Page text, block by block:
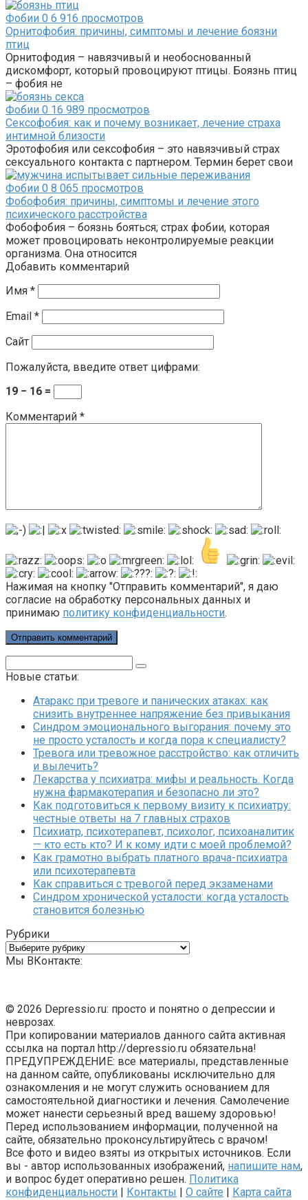
Фобии 0 6 916 просмотров
Орнитофобия: причины, симптомы и лечение боязни
птиц
Орнитофодия – навязчивый и необоснованный
дискомфорт, который провоцируют птицы. Боязнь птиц
– фобия не
Фобии 0 16 989 просмотров
Сексофобия: как и почему возникает, лечение страха
интимной близости
Эротофобия или сексофобия – это навязчивый страх
сексуального контакта с партнером. Термин берет свои
Фобии 0 8 065 просмотров
Фобофобия: причины, симптомы и лечение этого
психического расстройства
Фобофобия – боязнь бояться; страх фобии, которая
может провоцировать неконтролируемые реакции
организма. Она относится
Добавить комментарий
Имя *
Email *
Сайт
Пожалуйста, введите ответ цифрами:
19 − 16 =
Комментарий *
Нажимая на кнопку "Отправить комментарий", я даю
согласие на обработку персональных данных и
принимаю политику конфиденциальности.
Новые статьи:
Атаракс при тревоге и панических атаках: как
снизить внутреннее напряжение без привыкания
Синдром эмоционального выгорания: почему это
не просто усталость и когда пора к специалисту?
Тревога или тревожное расстройство: как отличить
и вылечить?
Лекарства у психиатра: мифы и реальность. Когда
нужна фармакотерапия и безопасно ли это?
Как подготовиться к первому визиту к психиатру:
честные ответы на 7 главных страхов
Психиатр, психотерапевт, психолог, психоаналитик
— кто есть кто? И к кому идти с моей проблемой?
Как грамотно выбрать платного врача-психиатра
или психотерапевта
Как справиться с тревогой перед экзаменами
Синдром хронической усталости: когда усталость
становится болезнью
Рубрики
Рубрики
Мы ВКонтакте:
© 2026 Depressio.ru: просто и понятно о депрессии и
неврозах.
При копировании материалов данного сайта активная
ссылка на портал http://depressio.ru обязательна!
ПРЕДУПРЕЖДЕНИЕ: все материалы, представленные
на данном сайте, опубликованы исключительно для
ознакомления и не могут служить основанием для
самостоятельной диагностики и лечения. Самолечение
может нанести серьезный вред вашему здоровью!
Перед использованием информации, полученной на
сайте, обязательно проконсультируйтесь с врачом!
Все фото и видео взяты из открытых источников. Если
вы - автор использованных изображений, напишите нам,
и вопрос будет оперативно решен. Политика
конфиденциальности | Контакты | О сайте | Карта сайта